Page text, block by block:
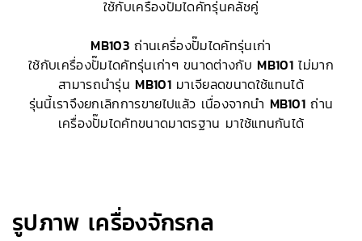
ใช้กับเครื่องปั๊มไดคัทรุ่นคลัชคู่
MB103 ถ่านเครื่องปั๊มไดคัทรุ่นเก่า
ใช้กับเครื่องปั๊มไดคัทรุ่นเก่าๆ ขนาดต่างกับMB101ไม่มาก
สามารถนำรุ่นMB101มาเจียลดขนาดใช้แทนได้
รุ่นนี้เราจึงยกเลิกการขายไปแล้ว เนื่องจากนำ MB101 ถ่าน
เครื่องปั๊มไดคัทขนาดมาตรฐาน มาใช้แทนกันได้
รูปภาพ เครื่องจักรกล